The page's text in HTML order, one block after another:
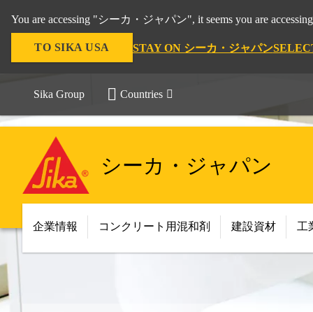
You are accessing "シーカ・ジャパン", it seems you are
TO SIKA USA STAY ON シーカ・ジャパン
Sika Group Countries
シーカ・ジャパン
企業情報 コンクリート用混和剤 建設資材 工